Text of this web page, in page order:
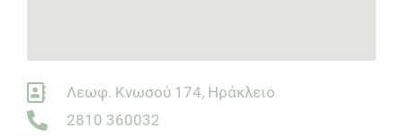
Λεωφ. Κνωσού 174, Ηράκλειο
2810 360032